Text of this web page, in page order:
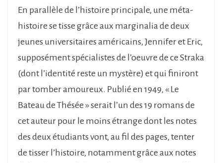
En parallèle de l’histoire principale, une méta-
histoire se tisse grâce aux marginalia de deux
jeunes universitaires américains, Jennifer et Eric,
supposément spécialistes de l’oeuvre de ce Straka
(dont l’identité reste un mystère) et qui finiront
par tomber amoureux. Publié en 1949, « Le
Bateau de Thésée » serait l’un des 19 romans de
cet auteur pour le moins étrange dont les notes
des deux étudiants vont, au fil des pages, tenter
de tisser l’histoire, notamment grâce aux notes